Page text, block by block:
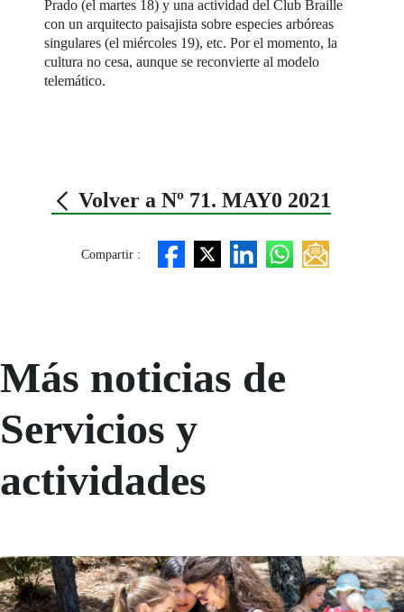
Prado (el martes 18) y una actividad del Club Braille
con un arquitecto paisajista sobre especies arbóreas
singulares (el miércoles 19), etc. Por el momento, la
cultura no cesa, aunque se reconvierte al modelo
telemático.
Volver a Nº 71. MAY0 2021
Compartir :
Más noticias de
Servicios y
actividades